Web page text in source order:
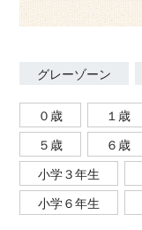
グレーゾーン
０歳 １歳
５歳
６歳
小学３年生
小学６年生